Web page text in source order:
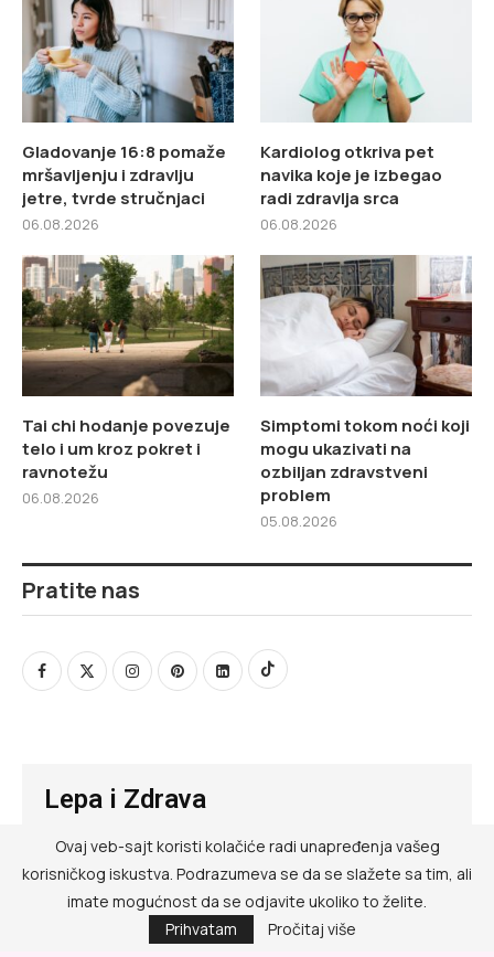
Gladovanje 16:8 pomaže
mršavljenju i zdravlju
jetre, tvrde stručnjaci
06.08.2026
Kardiolog otkriva pet
navika koje je izbegao
radi zdravlja srca
06.08.2026
Tai chi hodanje povezuje
telo i um kroz pokret i
ravnotežu
06.08.2026
Simptomi tokom noći koji
mogu ukazivati na
ozbiljan zdravstveni
problem
05.08.2026
Pratite nas
Lepa i Zdrava
@ RED MEDIA GROUP 2026
Kontakt
Ovaj veb-sajt koristi kolačiće radi unapređenja vašeg
korisničkog iskustva. Podrazumeva se da se slažete sa tim, ali
imate mogućnost da se odjavite ukoliko to želite.
Prihvatam
Pročitaj više